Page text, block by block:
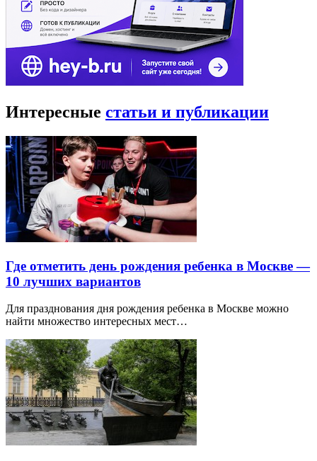
Интересные статьи и публикации
Где отметить день рождения ребенка в Москве —
10 лучших вариантов
Для празднования дня рождения ребенка в Москве можно
найти множество интересных мест…